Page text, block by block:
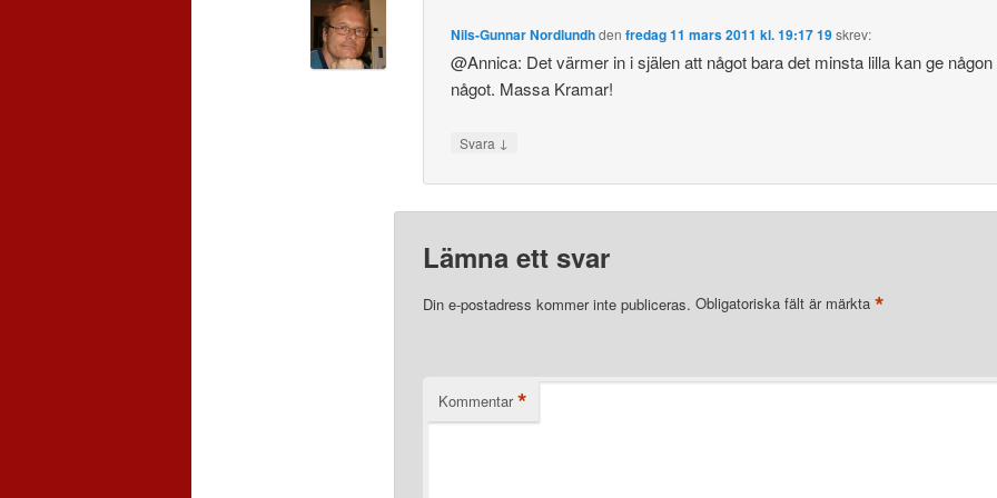
Nils-Gunnar Nordlundhdenfredag 11 mars 2011 kl. 19:17 19skrev:
@Annica: Det värmer in i själen att något bara det minsta lilla kan ge någon
något. Massa Kramar!
Svara ↓
Lämna ett svar
Din e-postadress kommer inte publiceras. Obligatoriska fält är märkta *
Kommentar *